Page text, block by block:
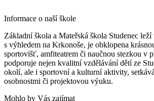
Informace o naší škole
Základní škola a Mateřská škola Studenec
s výhledem na Krkonoše, je obklopena
sportovišť, amfiteatrem či naučnou stezkou v
podporuje nejen kvalitní vzdělávání dětí ze
okolí, ale i sportovní a kulturní aktivity,
osobnostmi či projektovou výuku.
Mohlo by Vás zajímat